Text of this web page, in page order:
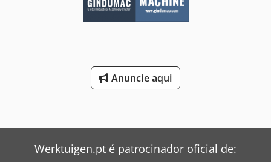
Anuncie aqui
Werktuigen.pt é patrocinador oficial de: